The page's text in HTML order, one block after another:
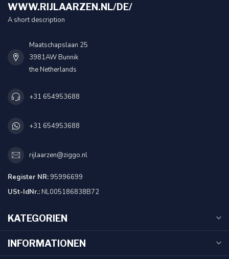
WWW.RIJLAARZEN.NL/DE/
A short description
Maatschapslaan 25
3981AW Bunnik
the Netherlands
+31 654953688
+31 654953688
rijlaarzen@ziggo.nl
Register NR:95996699
USt-IdNr.:NL005186838B72
KATEGORIEN
INFORMATIONEN